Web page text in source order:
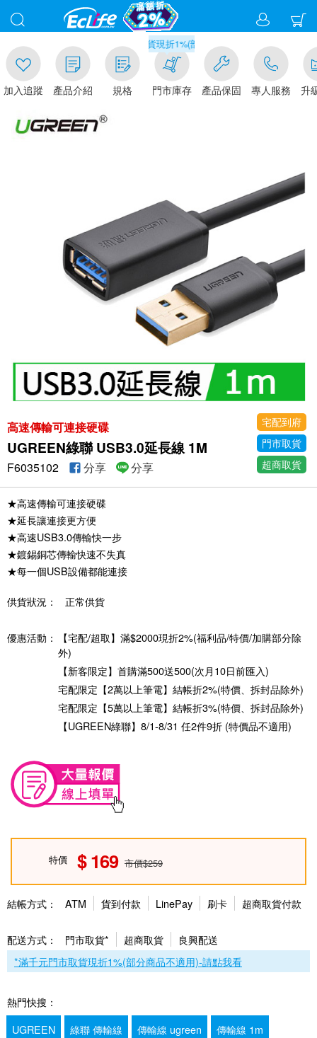
加入追蹤 產品介紹 規格
滿千元門市取貨現折1%(部分商品不適用)-請點我看
門市庫存 產品保固 專人服務 升
高速傳輸可連接硬碟
UGREEN綠聯 USB3.0延長線 1M
宅配到府
門市取貨
超商取貨
F6035102 分享 分享
★高速傳輸可連接硬碟
★延長讓連接更方便
★高速USB3.0傳輸快一步
★鍍錫銅芯傳輸快速不失真
★每一個USB設備都能連接
供貨狀況： 正常供貨
優惠活動：
【宅配/超取】滿$2000現折2%(福利品/特價/加購部分除
外)
【新客限定】首購滿500送500(次月10日前匯入)
宅配限定【2萬以上筆電】結帳折2%(特價、拆封品除外)
宅配限定【5萬以上筆電】結帳折3%(特價、拆封品除外)
【UGREEN綠聯】8/1-8/31 任2件9折 (特價品不適用)
特價 169 市價$259
結帳方式： ATM 貨到付款 LinePay 刷卡 超商取貨付款
配送方式： 門市取貨* 超商取貨
良興配送
*滿千元門市取貨現折1%(部分商品不適用)-請點我看
熱門快搜：
UGREEN
綠聯 傳輸線 傳輸線 ugreen 傳輸線 1m